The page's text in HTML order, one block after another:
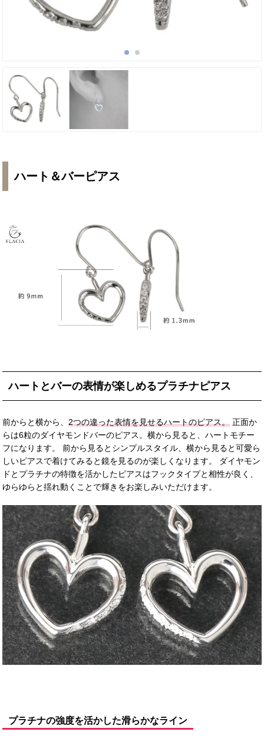
ハート＆バーピアス
ハートとバーの表情が楽しめるプラチナピアス
前からと横から、2つの違った表情を見せるハートのピアス。 正面か
らは6粒のダイヤモンドバーのピアス。横から見ると、ハートモチー
フになります。 前から見るとシンプルスタイル、横から見ると可愛ら
しいピアスで着けてみると鏡を見るのが楽しくなります。 ダイヤモン
ドとプラチナの特徴を活かしたピアスはフックタイプと相性が良く、
ゆらゆらと揺れ動くことで輝きをお楽しみいただけます。
プラチナの強度を活かした滑らかなライン